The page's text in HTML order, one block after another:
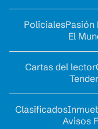
PolicialesPasión
El
Cartas del lector
Clasificados
Avisos